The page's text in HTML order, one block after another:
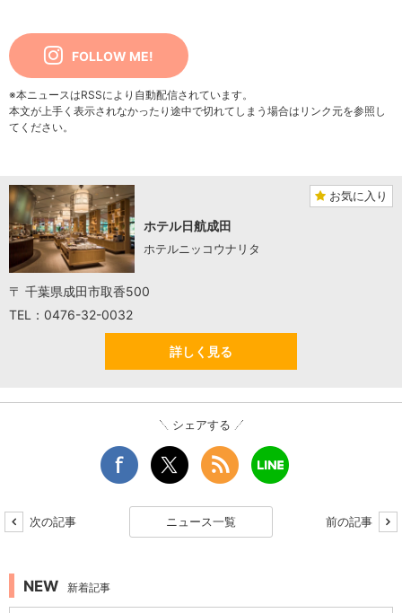
FOLLOW ME!
※本ニュースはRSSにより自動配信されています。
本文が上手く表示されなかったり途中で切れてしまう場合はリンク元を参照し
てください。
お気に入り
ホテル日航成田
ホテルニッコウナリタ
〒 千葉県成田市取香500
TEL：0476-32-0032
詳しく見る
シェアする
次の記事 ニュース一覧 前の記事
NEW 新着記事